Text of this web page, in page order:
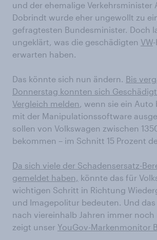
und der ehemalige Verkehrsminister
Dobrindt wurde eher ungewollt zu
gefragtesten Bundesminister. Doch
ungeklärt, was die geschädigten VW
erwarten haben.
Das könnte sich nun ändern. Bis
Donnerstag konnten sich
Vergleich melden , wenn sie ein Auto
mit der Manipulationssoftware
sollen von Volkswagen zwischen
bekommen – im Schnitt 15 Prozent
Da sich viele der Schadensersatz-
gemeldet haben, könnte das für
wichtigen Schritt in Richtung
und Imagepolitur bedeuten. Und das
nach viereinhalb Jahren immer noch
zeigt unser YouGov-Markenmonitor